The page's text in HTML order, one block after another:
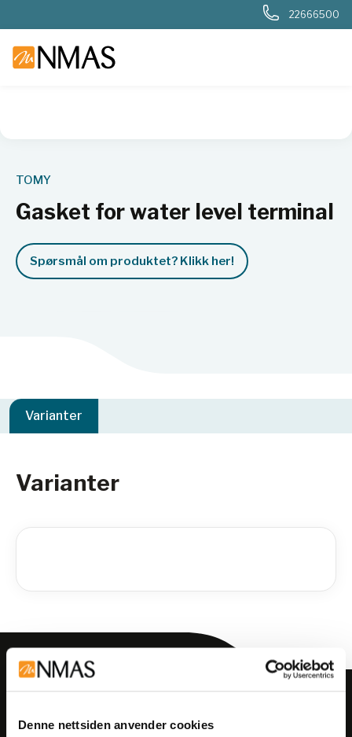
Denne nettsiden anvender cookies
22666500
TOMY
Gasket for water level terminal
Spørsmål om produktet? Klikk her!
Varianter
Varianter
Få informasjon om produkter,